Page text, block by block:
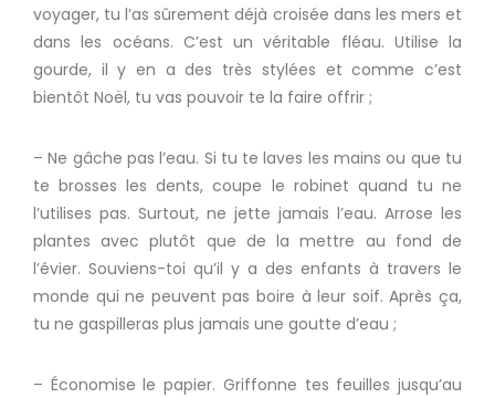
voyager, tu l’as sûrement déjà croisée dans les mers et
dans les océans. C’est un véritable fléau. Utilise la
gourde, il y en a des très stylées et comme c’est
bientôt Noël, tu vas pouvoir te la faire offrir ;
– Ne gâche pas l’eau. Si tu te laves les mains ou que tu
te brosses les dents, coupe le robinet quand tu ne
l’utilises pas. Surtout, ne jette jamais l’eau. Arrose les
plantes avec plutôt que de la mettre au fond de
l’évier. Souviens-toi qu’il y a des enfants à travers le
monde qui ne peuvent pas boire à leur soif. Après ça,
tu ne gaspilleras plus jamais une goutte d’eau ;
– Économise le papier. Griffonne tes feuilles jusqu’au